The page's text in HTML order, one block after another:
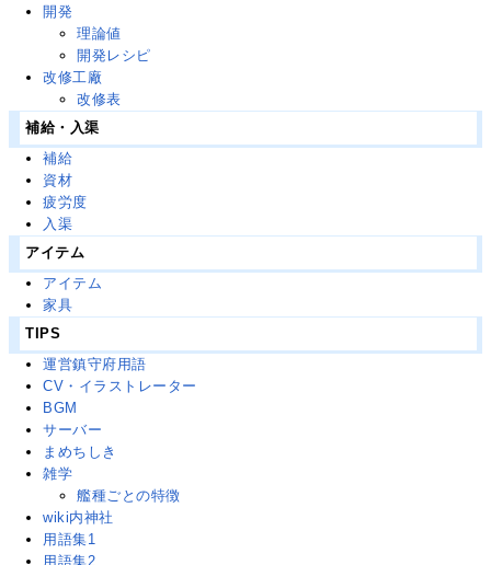
開発
理論値
開発レシピ
改修工廠
改修表
補給・入渠
補給
資材
疲労度
入渠
アイテム
アイテム
家具
TIPS
運営鎮守府用語
CV・イラストレーター
BGM
サーバー
まめちしき
雑学
艦種ごとの特徴
wiki内神社
用語集1
用語集2